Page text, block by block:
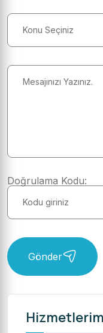
Konu Seçiniz
Doğrulama Kodu:
Gönder